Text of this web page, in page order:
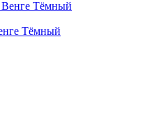
Тёмный